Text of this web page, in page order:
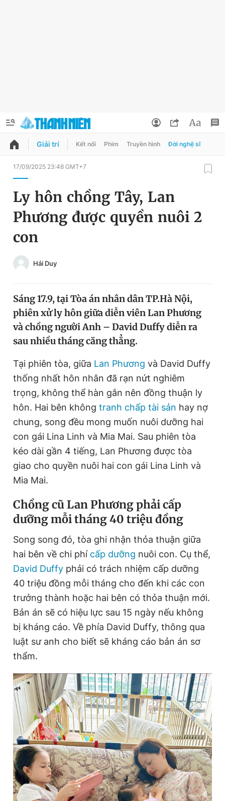
QUẢNG CÁO
Chuyên mục
Chuyên mục khác
Chào ngày mới
Video Magazine
Sản phẩm khác
Tiện ích Bạn cần biết
Thông tin tòa soạn Liên hệ quảng cáo
Đọc Thanh Niên trên điện thoại
Theo dõi báo trên
0906 645 777
Liên hệ quảng cáo
0908 780 404
Đặt báo Quảng cáo RSS Tòa soạn Chính sách bảo
Tổng biên tập: Nguyễn Ngọc Toàn
Phó tổng biên tập thường trực: Hải Thành
Phó tổng biên tập: Lâm Hiếu Dũng
Phó tổng biên tập: Trần Việt Hưng
Giấy phép xuất bản số 110/GP - BTTTT cấp ngày 24.3.2020
© 2003-2026 Bản quyền thuộc về Báo Thanh Niên. Cấm sao
chép dưới mọi hình thức nếu không có sự chấp thuận bằng văn
bản. Phát triển bởi ePi Technologies, JSC.
Đổi mật khẩu
Tin đã lưu
Giải trí Kết nối Phim Truyền hình Đời nghệ sĩ
17/09/2025 23:48 GMT+7
Ly hôn chồng Tây, Lan
Phương được quyền nuôi 2
con
Hải Duy
Sáng 17.9, tại Tòa án nhân dân TP.Hà Nội,
phiên xử ly hôn giữa diễn viên Lan Phương
và chồng người Anh – David Duffy diễn ra
sau nhiều tháng căng thẳng.
Tại phiên tòa, giữa Lan Phương và David Duffy
thống nhất hôn nhân đã rạn nứt nghiêm
trọng, không thể hàn gắn nên đồng thuận ly
hôn. Hai bên không tranh chấp tài sản hay nợ
chung, song đều mong muốn nuôi dưỡng hai
con gái Lina Linh và Mia Mai. Sau phiên tòa
kéo dài gần 4 tiếng, Lan Phương được tòa
giao cho quyền nuôi hai con gái Lina Linh và
Mia Mai.
Chồng cũ Lan Phương phải cấp
dưỡng mỗi tháng 40 triệu đồng
Song song đó, tòa ghi nhận thỏa thuận giữa
hai bên về chi phí cấp dưỡng nuôi con. Cụ thể,
David Duffy phải có trách nhiệm cấp dưỡng
40 triệu đồng mỗi tháng cho đến khi các con
trưởng thành hoặc hai bên có thỏa thuận mới.
Bản án sẽ có hiệu lực sau 15 ngày nếu không
bị kháng cáo. Về phía David Duffy, thông qua
luật sư anh cho biết sẽ kháng cáo bản án sơ
thẩm.